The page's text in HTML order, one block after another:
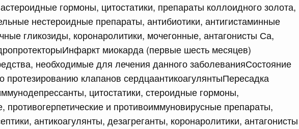
гормоны, цитостатики, препараты коллоидного золота,
нестероидные препараты, антибиотики, антигистаминные
гликозиды, коронаролитики, мочегонные, антагонисты Са,
миокарда (первые шесть месяцев)
необходимые для лечения данного заболеванияСостояние
протезированию клапанов сердцаантикоагулянтыПересадка
цитостатики, стероидные гормоны,
противогерпетические и противоиммуновирусные препараты,
антикоагулянты, дезагреганты, коронаролитики, антагонисты
Федерации от 15.07.2026 г. № 890
производственного типа, созданной на территории
Татарстан
Федерации от 15.07.2026 г. № 891
образований городской округ город Саяногорск
район Республики Хакасия особой экономической
2